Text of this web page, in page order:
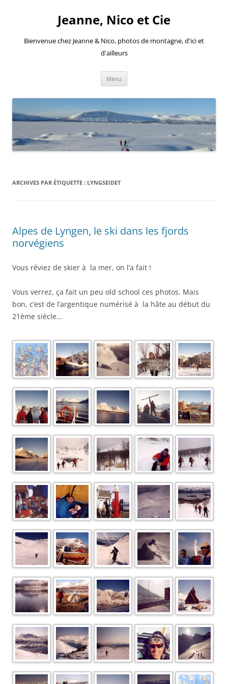
Jeanne, Nico et Cie
Bienvenue chez Jeanne & Nico, photos de montagne, d'ici et
d'ailleurs
Menu
ARCHIVES PAR ÉTIQUETTE : LYNGSEIDET
Alpes de Lyngen, le ski dans les fjords
norvégiens
Vous rêviez de skier à la mer, on l’a fait !
Vous verrez, ça fait un peu old school ces photos. Mais
bon, c’est de l’argentique numérisé à la hâte au début du
21ème siècle…